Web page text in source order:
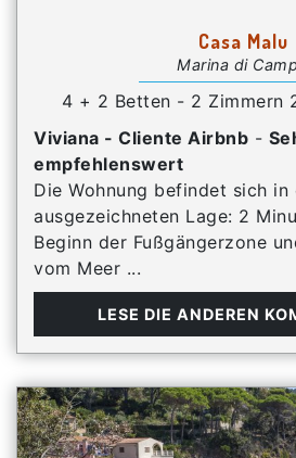
Casa Malu
Marina di
4 + 2 Betten - 2 Zimmern
Viviana - Cliente Airbnb -
empfehlenswert
Die Wohnung befindet sich in
ausgezeichneten Lage: 2
Beginn der Fußgängerzone
vom Meer ...
LESE DIE ANDEREN